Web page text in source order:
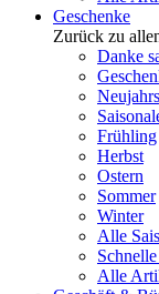
Geschenke
Zurück zu
Danke
Frühling
Herbst
Ostern
Sommer
Winter
Alle
Alle